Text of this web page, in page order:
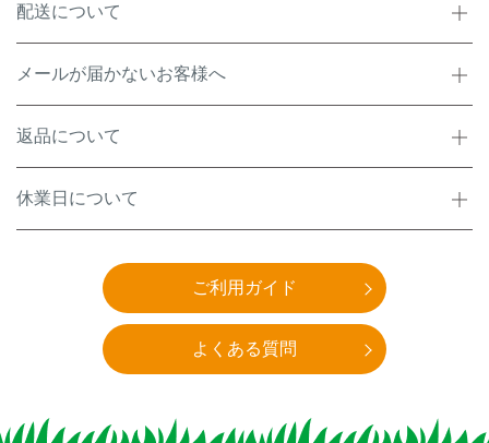
配送について
メールが届かないお客様へ
返品について
休業日について
ご利用ガイド
よくある質問